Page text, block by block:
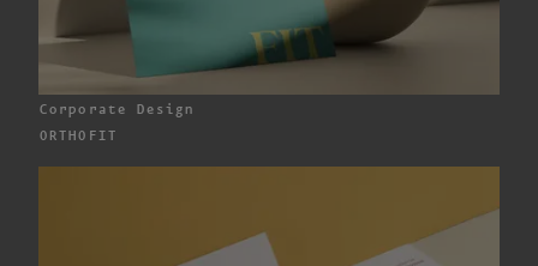
Corporate Design
ORTHOFIT